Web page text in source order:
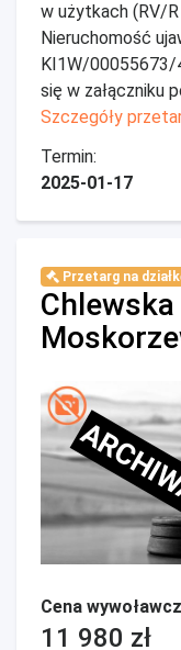
w użytkach (RV/
Nieruchomość
KI1W/00055673/
się w załączniku
Szczegóły
Termin:
2025-01-17
Przetarg na
Cena
11 980 zł